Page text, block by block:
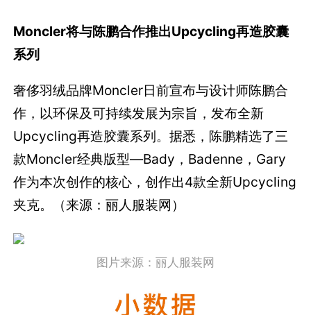
Moncler将与陈鹏合作推出Upcycling再造胶囊
系列
奢侈羽绒品牌Moncler日前宣布与设计师陈鹏合
作，以环保及可持续发展为宗旨，发布全新
Upcycling再造胶囊系列。据悉，陈鹏精选了三
款Moncler经典版型—Bady，Badenne，Gary
作为本次创作的核心，创作出4款全新Upcycling
夹克。（来源：丽人服装网）
图片来源：丽人服装网